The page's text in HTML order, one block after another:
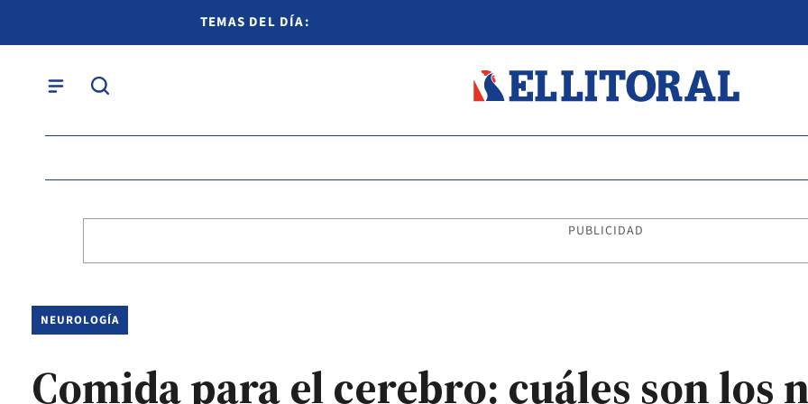
TEMAS DEL DÍA:
PUBLICIDAD
NEUROLOGÍA
Comida para el cerebro: cuáles son los